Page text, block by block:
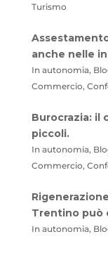
Turismo
anche nelle
In autonomia,
Commercio,
Burocrazia: il
piccoli.
In autonomia,
Commercio,
Trentino può
In autonomia,